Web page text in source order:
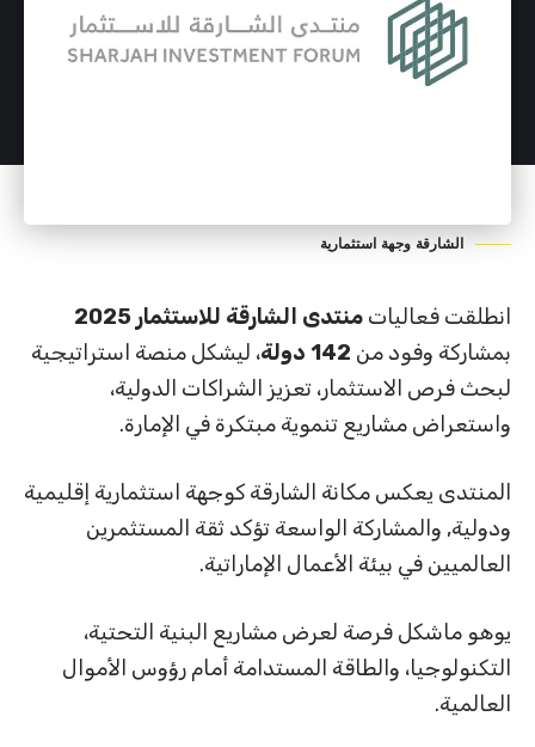
الشارقة وجهة استثمارية
انطلقت فعاليات منتدى الشارقة للاستثمار 2025
بمشاركة وفود من 142 دولة
، ليشكل منصة استراتيجية
لبحث فرص الاستثمار، تعزيز الشراكات الدولية،
واستعراض مشاريع تنموية مبتكرة في الإمارة.
المنتدى يعكس مكانة الشارقة كوجهة استثمارية إقليمية
ودولية, والمشاركة الواسعة تؤكد ثقة المستثمرين
العالميين في بيئة الأعمال الإماراتية.
يوهو ماشكل فرصة لعرض مشاريع البنية التحتية،
التكنولوجيا، والطاقة المستدامة أمام رؤوس الأموال
العالمية.